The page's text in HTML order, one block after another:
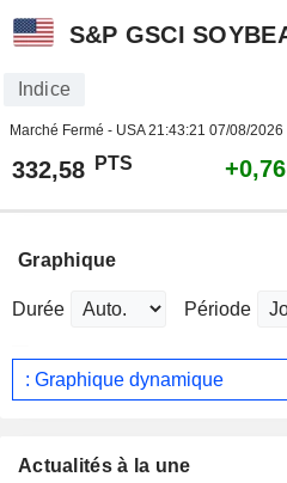
S&P GSCI
Indice
Marché Fermé - USA21:43:21 07/08/2026
332,58 PTS
Graphique
Durée Période
: Graphique dynamique
Actualités à la une